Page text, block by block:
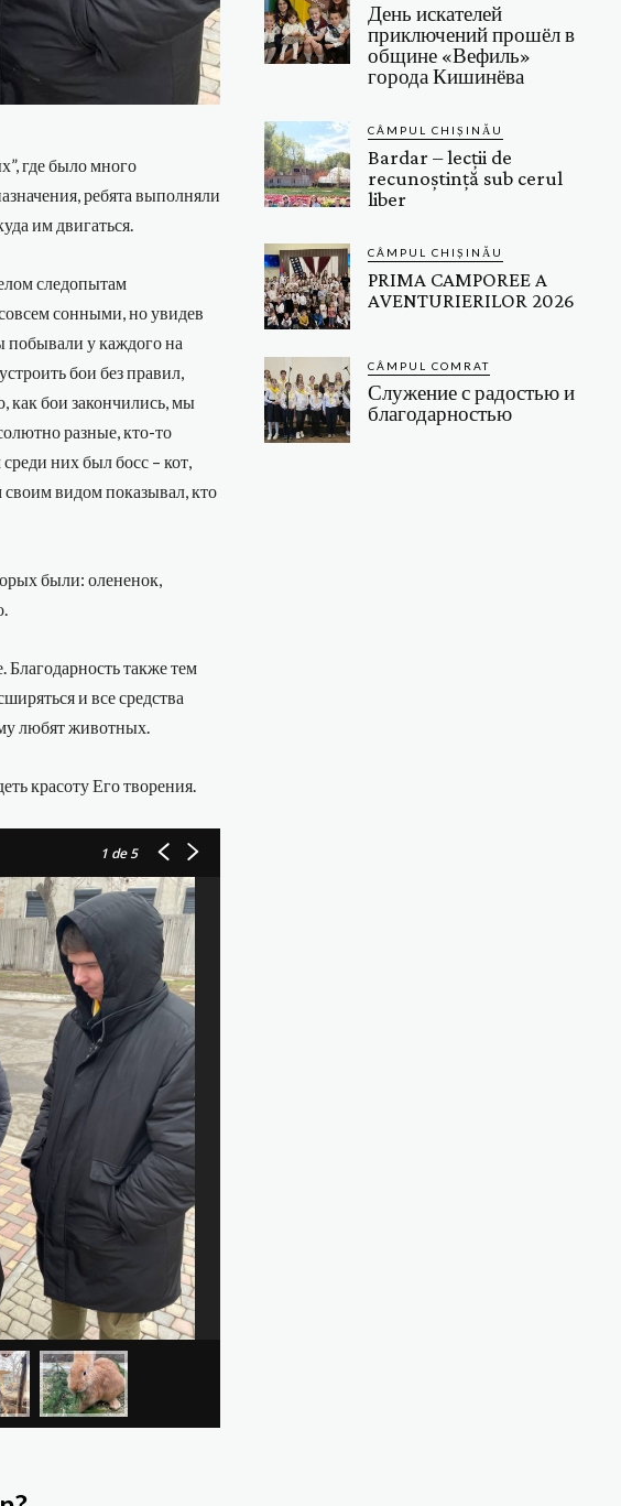
где было много
ребята выполняли
им двигаться.
следопытам
сонными, но увидев
побывали у каждого на
бои без правил,
как бои закончились, мы
разные, кто-то
них был босс – кот,
видом показывал, кто
были: олененок,
также тем
и все средства
любят животных.
красоту Его творения.
1 de 5
День искателей
приключений прошёл в
общине «Вефиль»
города Кишинёва
CÂMPUL CHIȘINĂU
Bardar – lecții de
recunoștință sub cerul
liber
CÂMPUL CHIȘINĂU
PRIMA CAMPOREE A
AVENTURIERILOR 2026
CÂMPUL COMRAT
Служение с радостью и
благодарностью